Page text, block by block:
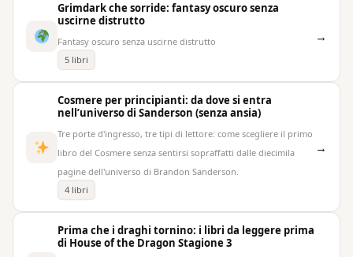
Grimdark che sorride: fantasy oscuro senza
uscirne distrutto
Fantasy oscuro senza uscirne distrutto
5 libri
→
Cosmere per principianti: da dove si entra
nell’universo di Sanderson (senza ansia)
Tre porte d'ingresso, tre tipi di lettore: come scegliere il primo
libro del Cosmere senza sentirsi sopraffatti dalle diecimila
pagine dell'universo di Brandon Sanderson.
4 libri
→
Prima che i draghi tornino: i libri da leggere prima
di House of the Dragon Stagione 3